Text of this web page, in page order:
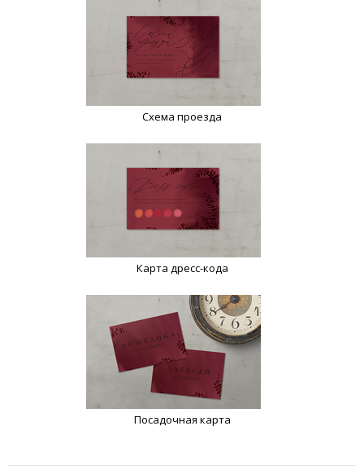
Схема проезда
Карта дресс-кода
Посадочная карта